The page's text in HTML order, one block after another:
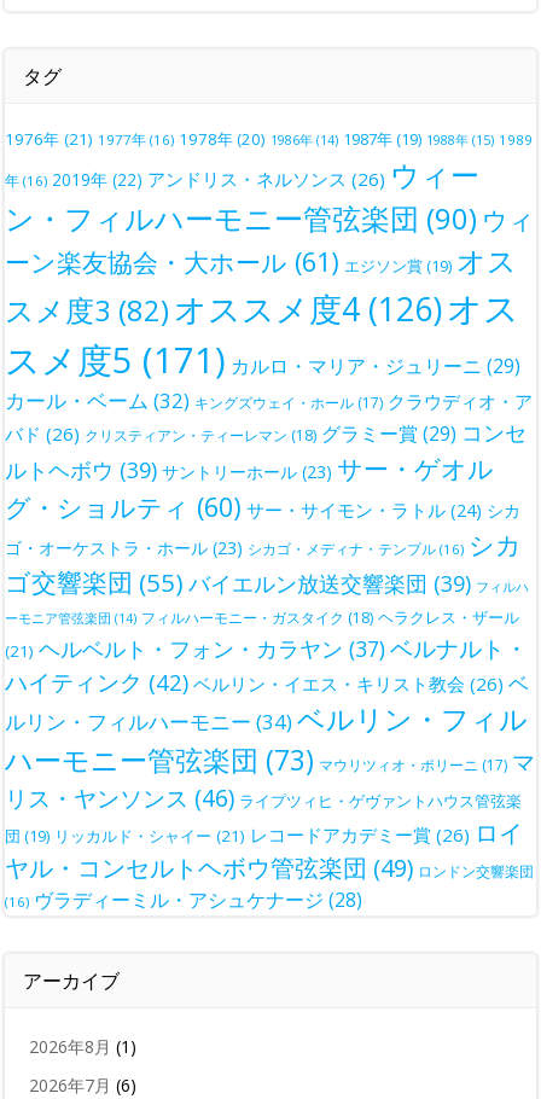
タグ
1976年 (21) 1977年 (16) 1978年(20) 1986年 (14) 1987年(19) 1988年 (15) 1989
年 (16) 2019年 (22) アンドリス・ネルソンス (26) ウィー
ン・フィルハーモニー管弦楽団 (90) ウィ
ーン楽友協会・大ホール (61) エジソン賞(19) オス
スメ度3 (82) オススメ度4 (126)オス
スメ度5 (171) カルロ・マリア・ジュリーニ (29)
カール・ベーム (32) キングズウェイ・ホール (17) クラウディオ・ア
バド (26) クリスティアン・ティーレマン (18) グラミー賞 (29) コンセ
ルトヘボウ (39) サントリーホール (23) サー・ゲオル
グ・ショルティ (60) サー・サイモン・ラトル (24) シカ
ゴ・オーケストラ・ホール (23) シカゴ・メディナ・テンプル (16) シカ
ゴ交響楽団 (55) バイエルン放送交響楽団 (39) フィルハ
ーモニア管弦楽団 (14) フィルハーモニー・ガスタイク (18) ヘラクレス・ザール
(21) ヘルベルト・フォン・カラヤン (37)ベルナルト・
ハイティンク (42) ベルリン・イエス・キリスト教会 (26) ベ
ルリン・フィルハーモニー (34)ベルリン・フィル
ハーモニー管弦楽団 (73) マウリツィオ・ポリーニ (17) マ
リス・ヤンソンス (46) ライプツィヒ・ゲヴァントハウス管弦楽
団 (19) リッカルド・シャイー (21) レコードアカデミー賞 (26) ロイ
ヤル・コンセルトヘボウ管弦楽団 (49) ロンドン交響楽団
(16) ヴラディーミル・アシュケナージ (28)
アーカイブ
2026年8月 (1)
2026年7月 (6)